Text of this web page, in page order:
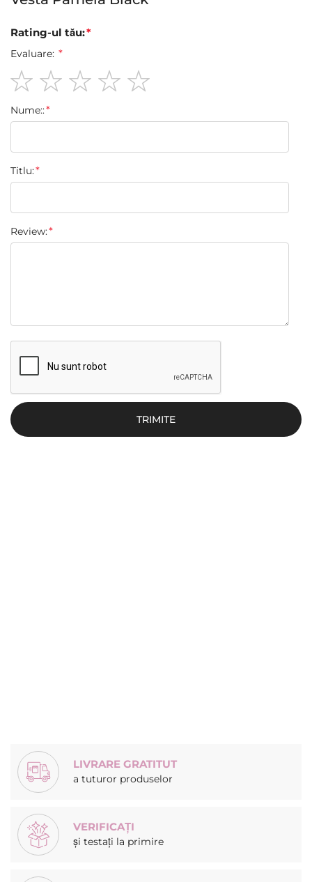
Rating-ul tău:
Evaluare:
star
stars
stars
stars
stars
Nume::
Titlu:
Review:
TRIMITE
LIVRARE GRATITUT
a tuturor produselor
VERIFICAȚI
și testați la primire